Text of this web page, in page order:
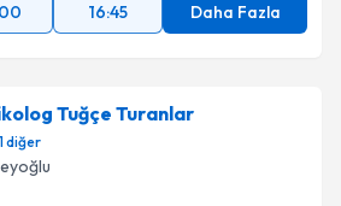
16:45 Daha Fazla
Tuğçe Turanlar
1diğer